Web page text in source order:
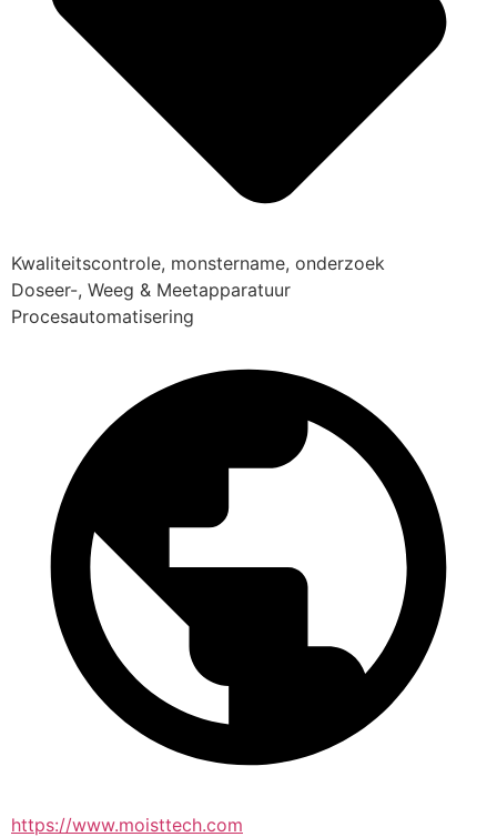
Kwaliteitscontrole, monstername, onderzoek
Doseer-, Weeg & Meetapparatuur
Procesautomatisering
https://www.moisttech.com